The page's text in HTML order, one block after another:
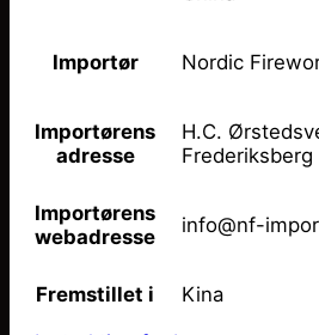
Importør Nordic
Importørens
adresse
H.C.
Frederiksberg
Importørens
webadresse
info@nf-
Fremstillet i Kina